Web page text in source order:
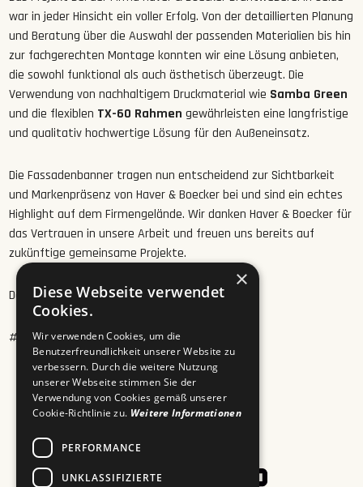
war in jeder Hinsicht ein voller Erfolg. Von der detaillierten Planung
und Beratung über die Auswahl der passenden Materialien bis hin
zur fachgerechten Montage konnten wir eine Lösung anbieten,
die sowohl funktional als auch ästhetisch überzeugt. Die
Verwendung von nachhaltigem Druckmaterial wie Samba Green
und die flexiblen TX-60 Rahmen gewährleisten eine langfristige
und qualitativ hochwertige Lösung für den Außeneinsatz.
Die Fassadenbanner tragen nun entscheidend zur Sichtbarkeit
und Markenpräsenz von Haver & Boecker bei und sind ein echtes
Highlight auf dem Firmengelände. Wir danken Haver & Boecker für
das Vertrauen in unsere Arbeit und freuen uns bereits auf
zukünftige gemeinsame Projekte.
Dein DCP Team
#SuperSize #SuperSizePrinting #SuperDCP
×
Diese Webseite verwendet
Cookies.
Wir verwenden Cookies, um die
Benutzerfreundlichkeit unserer Website zu
verbessern. Durch die weitere Nutzung
unserer Webseite stimmen Sie der
Verwendung von Cookies gemäß unserer
Cookie-Richtlinie zu. Weitere Informationen
PERFORMANCE
UNKLASSIFIZIERTE